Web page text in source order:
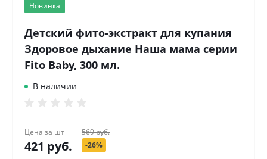
Новинка
Детский фито-экстракт для купания
Здоровое дыхание Наша мама серии
Fito Baby, 300 мл.
В наличии
Цена за шт
421 руб.
569 руб.
-26%